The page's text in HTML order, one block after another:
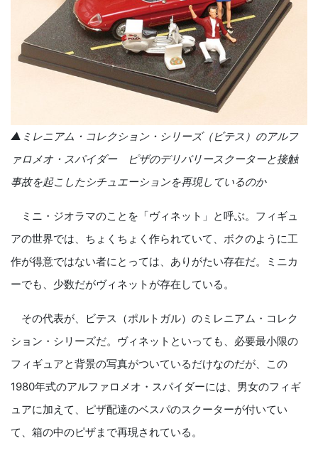
▲ミレニアム・コレクション・シリーズ（ビテス）のアルフ
ァロメオ・スパイダー ピザのデリバリースクーターと接触
事故を起こしたシチュエーションを再現しているのか
ミニ・ジオラマのことを「ヴィネット」と呼ぶ。フィギュ
アの世界では、ちょくちょく作られていて、ボクのように工
作が得意ではない者にとっては、ありがたい存在だ。ミニカ
ーでも、少数だがヴィネットが存在している。
その代表が、ビテス（ポルトガル）のミレニアム・コレク
ション・シリーズだ。ヴィネットといっても、必要最小限の
フィギュアと背景の写真がついているだけなのだが、この
1980年式のアルファロメオ・スパイダーには、男女のフィギ
ュアに加えて、ピザ配達のベスパのスクーターが付いてい
て、箱の中のピザまで再現されている。